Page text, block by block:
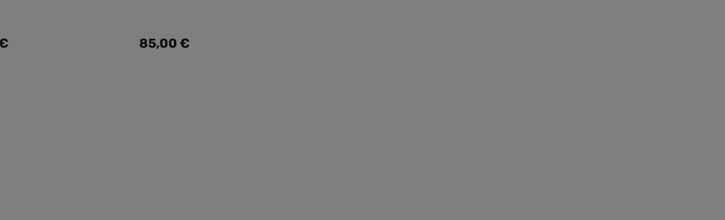
Preis: Regulärer Preis:
85,00 €